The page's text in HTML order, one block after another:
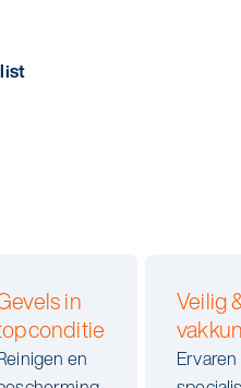
in
en
Veilig
Ervaren